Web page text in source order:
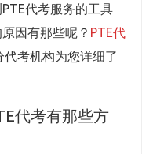
代考服务的工具
因有那些呢？ PTE代
考机构为您详细了
代考有那些方